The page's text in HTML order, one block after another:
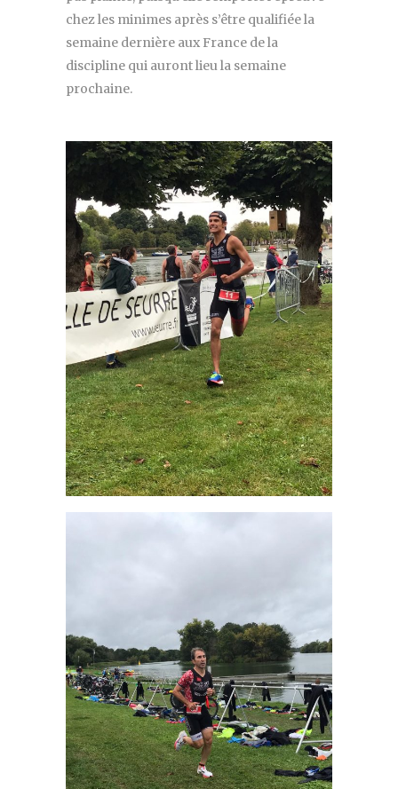
chez les minimes après s’être qualifiée la
semaine dernière aux France de la
discipline qui auront lieu la semaine
prochaine.